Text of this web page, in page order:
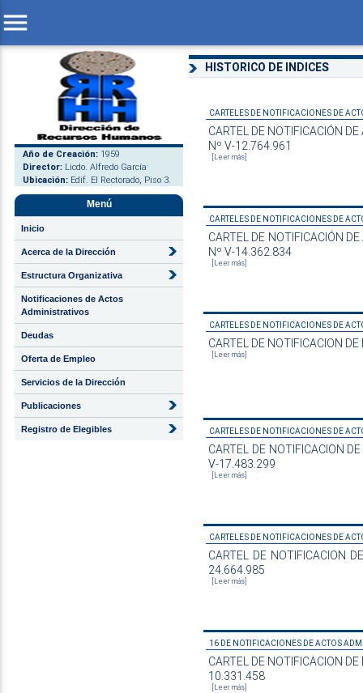
menu
Año de Creación: 1959
Director: Licdo. Alfredo García
Ubicación: Edif. El Rectorado, Piso 3.
Menú
Inicio
Acerca de la Dirección
Estructura Organizativa
Notificaciones de Actos
Administrativos
Deudas
Oferta de Empleo
Servicios de la Dirección
Publicaciones
Registro de Elegibles
HISTORICO DE INDICES
CARTELES DE NOTIFICACIONES DE
CARTEL DE NOTIFICACIÓN
Nº V-12.764.961
[Leer más]
CARTELES DE NOTIFICACIONES DE
CARTEL DE NOTIFICACIÓN
Nº V-14.362.834
[Leer más]
CARTELES DE NOTIFICACIONES DE
CARTEL DE NOTIFICACION
[Leer más]
CARTELES DE NOTIFICACIONES DE
CARTEL DE NOTIFICACION
V-17.483.299
[Leer más]
CARTELES DE NOTIFICACIONES DE
CARTEL DE NOTIFICACION
24.664.985
[Leer más]
16 DE NOTIFICACIONES DE ACTOS
CARTEL DE NOTIFICACION
10.331.458
[Leer más]